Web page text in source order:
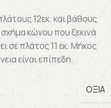
12εκ. και βάθους
σχήμα κώνου που ξεκινά
σε πλάτος 11 εκ. Μήκος
είναι επίπεδη.
ΟΞΙΑ